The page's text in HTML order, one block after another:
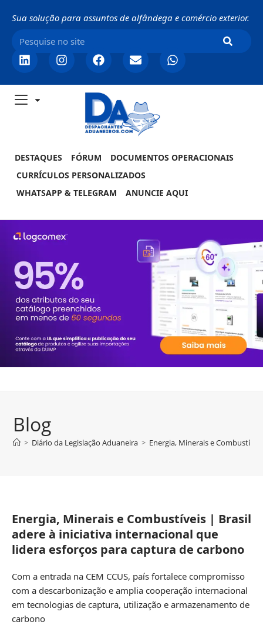
Sua solução para assuntos de alfândega e comércio exterior.
DESTAQUES FÓRUM
DOCUMENTOS OPERACIONAIS
CURRÍCULOS PERSONALIZADOS
WHATSAPP & TELEGRAM
ANUNCIE AQUI
Blog
> Diário da Legislação Aduaneira > Energia, Minerais e
Energia, Minerais e Combustíveis | Brasil
adere à iniciativa internacional que
lidera esforços para captura de carbono
Com a entrada na CEM CCUS, país fortalece compromisso
com a descarbonização e amplia cooperação internacional
em tecnologias de captura, utilização e armazenamento de
carbono